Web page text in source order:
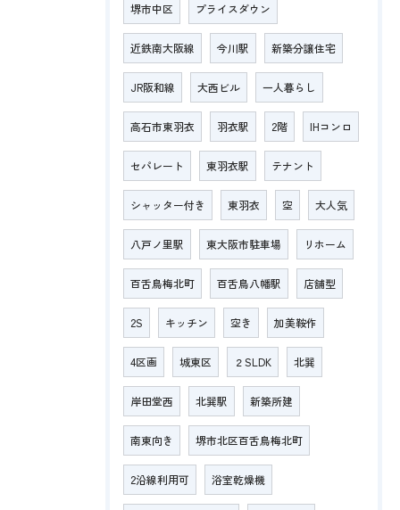
堺市中区 プライスダウン
近鉄南大阪線 今川駅 新築分譲住宅
JR阪和線 大西ビル 一人暮らし
高石市東羽衣 羽衣駅 2階 IHコンロ
セパレート 東羽衣駅 テナント
シャッター付き 東羽衣 空 大人気
八戸ノ里駅 東大阪市駐車場 リホーム
百舌鳥梅北町 百舌鳥八幡駅 店舗型
2S キッチン 空き 加美鞍作
4区画 城東区 ２SLDK 北巽
岸田堂西 北巽駅 新築所建
南東向き 堺市北区百舌鳥梅北町
2沿線利用可 浴室乾燥機